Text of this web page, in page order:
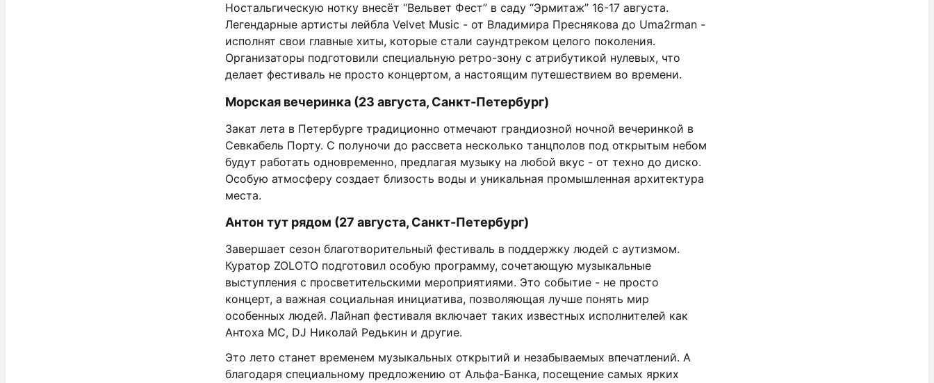
Ностальгическую нотку внесёт “Вельвет Фест” в саду “Эрмитаж” 16-17 августа.
Легендарные артисты лейбла Velvet Music - от Владимира Преснякова до Uma2rman -
исполнят свои главные хиты, которые стали саундтреком целого поколения.
Организаторы подготовили специальную ретро-зону с атрибутикой нулевых, что
делает фестиваль не просто концертом, а настоящим путешествием во времени.
Морская вечеринка (23 августа, Санкт-Петербург)
Закат лета в Петербурге традиционно отмечают грандиозной ночной вечеринкой в
Севкабель Порту. С полуночи до рассвета несколько танцполов под открытым небом
будут работать одновременно, предлагая музыку на любой вкус - от техно до диско.
Особую атмосферу создает близость воды и уникальная промышленная архитектура
места.
Антон тут рядом (27 августа, Санкт-Петербург)
Завершает сезон благотворительный фестиваль в поддержку людей с аутизмом.
Куратор ZOLOTO подготовил особую программу, сочетающую музыкальные
выступления с просветительскими мероприятиями. Это событие - не просто
концерт, а важная социальная инициатива, позволяющая лучше понять мир
особенных людей. Лайнап фестиваля включает таких известных исполнителей как
Антоха МС, DJ Николай Редькин и другие.
Это лето станет временем музыкальных открытий и незабываемых впечатлений. А
благодаря специальному предложению от Альфа-Банка, посещение самых ярких